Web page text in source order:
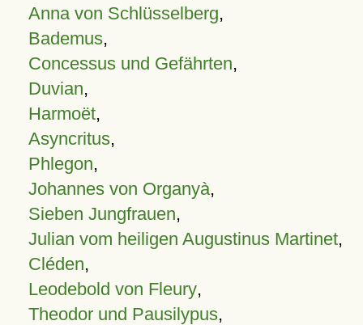
Anna von Schlüsselberg,
Bademus,
Concessus und Gefährten,
Duvian,
Harmoët,
Asyncritus,
Phlegon,
Johannes von Organyà,
Sieben Jungfrauen,
Julian vom heiligen Augustinus Martinet,
Cléden,
Leodebold von Fleury,
Theodor und Pausilypus,